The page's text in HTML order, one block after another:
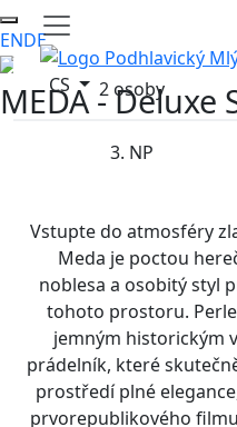
ENDE
CS
2 osoby
3. NP
MEDA - Deluxe
Vstupte do atmosféry
Meda je poctou
noblesa a osobitý styl
tohoto prostoru.
jemným historickým
prádelník, které
prostředí plné
prvorepublikového